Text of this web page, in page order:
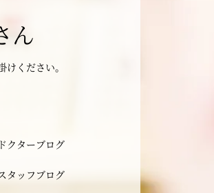
ん
ください。
ドクターブログ
スタッフブログ